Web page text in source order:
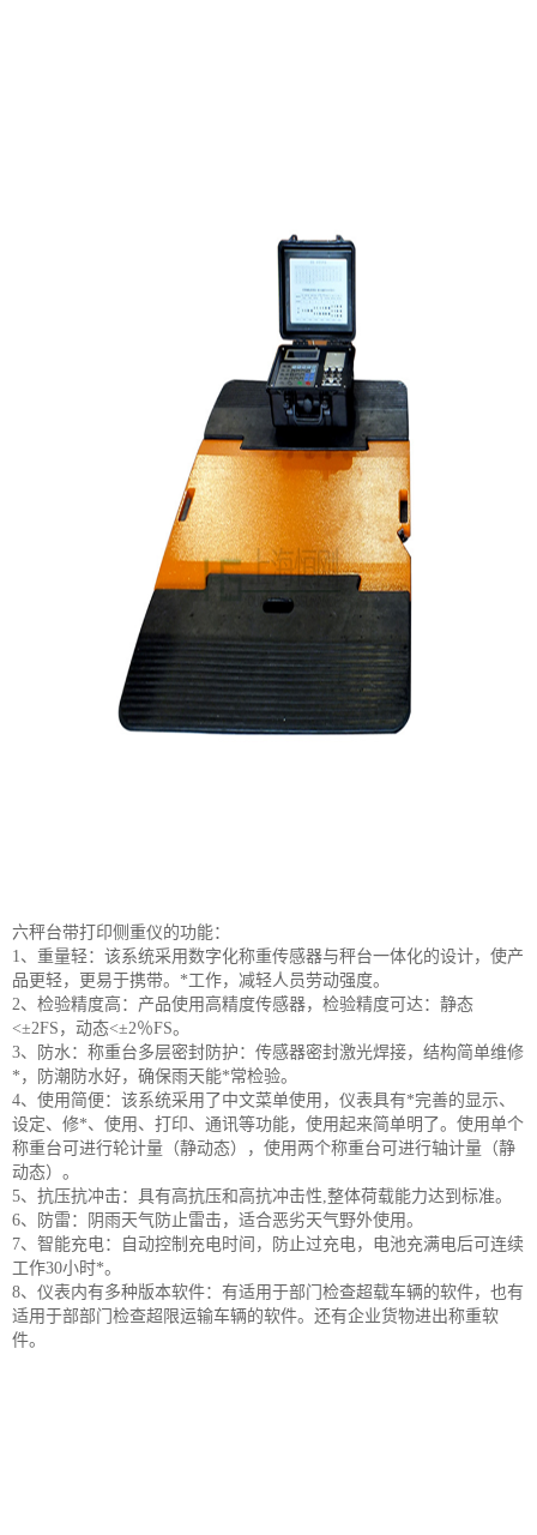
六秤台带打印侧重仪的功能：
1、重量轻：该系统采用数字化称重传感器与秤台一体化的设计，使产
品更轻，更易于携带。*工作，减轻人员劳动强度。
2、检验精度高：产品使用高精度传感器，检验精度可达：静态
<±2FS，动态<±2％FS。
3、防水：称重台多层密封防护：传感器密封激光焊接，结构简单维修
*，防潮防水好，确保雨天能*常检验。
4、使用简便：该系统采用了中文菜单使用，仪表具有*完善的显示、
设定、修*、使用、打印、通讯等功能，使用起来简单明了。使用单个
称重台可进行轮计量（静动态），使用两个称重台可进行轴计量（静
动态）。
5、抗压抗冲击：具有高抗压和高抗冲击性,整体荷载能力达到标准。
6、防雷：阴雨天气防止雷击，适合恶劣天气野外使用。
7、智能充电：自动控制充电时间，防止过充电，电池充满电后可连续
工作30小时*。
8、仪表内有多种版本软件：有适用于部门检查超载车辆的软件，也有
适用于部部门检查超限运输车辆的软件。还有企业货物进出称重软
件。